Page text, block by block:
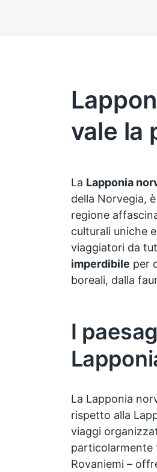
vale la
La Lapponia
della Norvegia,
regione
culturali uniche
viaggiatori da
imperdibile per
boreali, dalla
I
La Lapponia
rispetto alla
viaggi
particolarmente
Rovaniemi –